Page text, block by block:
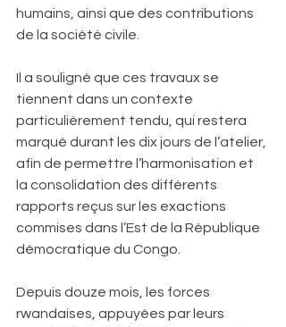
humains, ainsi que des contributions
de la société civile.
Il a souligné que ces travaux se
tiennent dans un contexte
particulièrement tendu, qui restera
marqué durant les dix jours de l’atelier,
afin de permettre l’harmonisation et
la consolidation des différents
rapports reçus sur les exactions
commises dans l’Est de la République
démocratique du Congo.
Depuis douze mois, les forces
rwandaises, appuyées par leurs